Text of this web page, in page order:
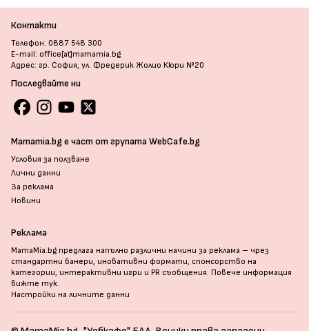
Контакти
Телефон: 0887 548 300
E-mail: office[at]mamamia.bg
Адрес: гр. София, ул. Фредерик Жолио Кюри №20
Последвайте ни
Mamamia.bg е част от групата WebCafe.bg
Условия за ползване
Лични данни
За реклама
Новини
Реклама
MamaMia.bg предлага напълно различни начини за реклама – чрез
стандартни банери, иновативни формати, спонсорство на
категории, интерактивни игри и PR съобщения. Повече информация
вижте тук.
Настройки на личните данни